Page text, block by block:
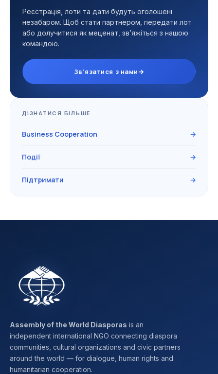
Реєстрація, лоти та дати будуть оголошені
незабаром. Щоб стати партнером, передати лот
або долучитися як меценат, звʼяжіться з нашою
командою.
Зв'язатися з нами→
ДІЗНАТИСЯ БІЛЬШЕ
Business Cooperation →
Події →
Підтримати →
Assembly of the World Diasporas is an
independent international NGO connecting diaspora
communities, cultural organizations and civic partners
around the world — for dialogue, human rights and
humanitarian cooperation.